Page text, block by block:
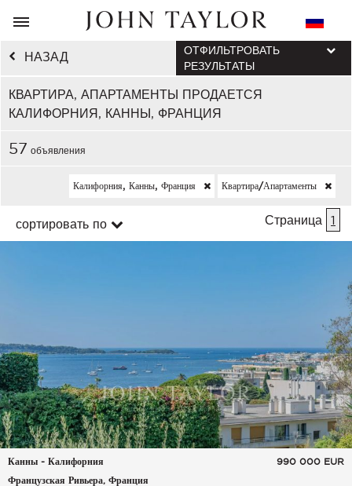
НАЗАД
КВАРТИРА, АПАРТАМЕНТЫ ПРОДАЕТСЯ
КАЛИФОРНИЯ, КАННЫ, ФРАНЦИЯ
ОТФИЛЬТРОВАТЬ
РЕЗУЛЬТАТЫ
57 объявления
Калифорния, Канны, Франция Квартира/апартаменты
сортировать по Страница 1
Канны - Калифорния
Французская Ривьера, Франция
990 000 EUR